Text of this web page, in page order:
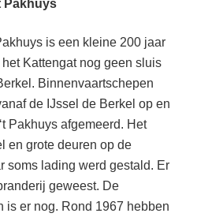
Pakhuys
is een kleine 200 jaar
Kattengat nog geen sluis
Binnenvaartschepen
de IJssel de Berkel op en
Pakhuys afgemeerd. Het
en grote deuren op de
soms lading werd gestald. Er
geweest. De
is er nog. Rond 1967 hebben